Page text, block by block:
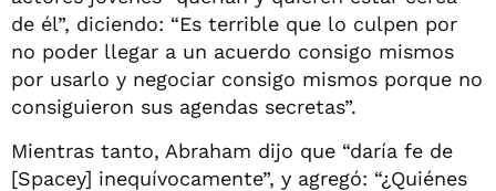
de él”, diciendo: “Es terrible que lo culpen por
no poder llegar a un acuerdo consigo mismos
por usarlo y negociar consigo mismos porque no
consiguieron sus agendas secretas”.
Mientras tanto, Abraham dijo que “daría fe de
[Spacey] inequívocamente”, y agregó: “¿Quiénes